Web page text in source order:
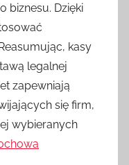
biznesu. Dzięki
kasy
legalnej
zapewniają
się firm,
wybieranych